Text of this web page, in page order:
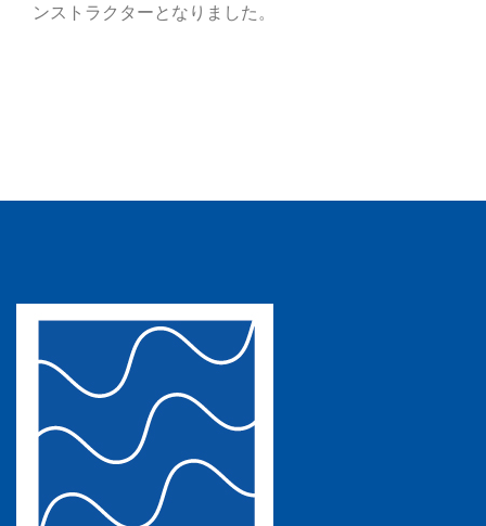
ンストラクターとなりました。